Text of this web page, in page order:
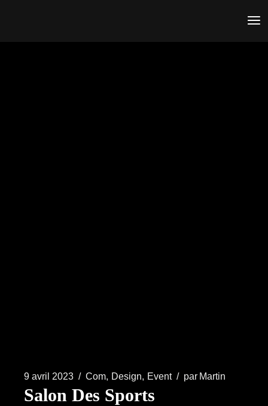
9 avril 2023 Com Design Event par Martin
Salon Des Sports